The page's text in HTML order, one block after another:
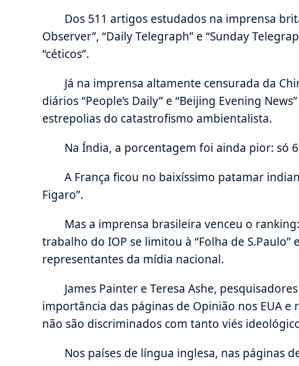
Dos 511 artigos estudados na imprensa
Observer”, “Daily Telegraph” e “Sunday
“céticos”.
Já na imprensa altamente censurada da
diários “People’s Daily” e “Beijing Evening
estrepolias do catastrofismo ambientalista.
Na Índia, a porcentagem foi ainda pior: só
A França ficou no baixíssimo patamar
Figaro”.
Mas a imprensa brasileira venceu o
trabalho do IOP se limitou à “Folha de S.Paulo”
representantes da mídia nacional.
James Painter e Teresa Ashe,
importância das páginas de Opinião nos EUA
não são discriminados com tanto viés
Nos países de língua inglesa, nas páginas